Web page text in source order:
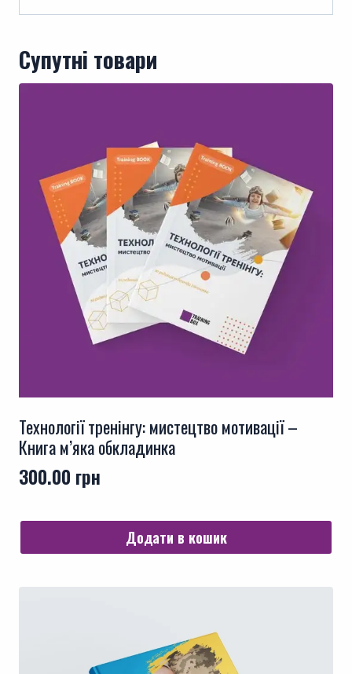
Супутні товари
Технології тренінгу: мистецтво мотивації –
Книга м’яка обкладинка
300.00 грн
Додати в кошик